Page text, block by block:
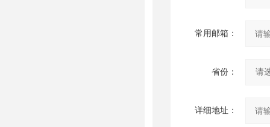
常用邮箱：
省份：
详细地址：